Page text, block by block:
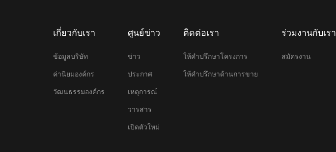
เกี่ยวกับเรา
ข้อมูลบริษัท
ค่านิยมองค์กร
วัฒนธรรมองค์กร
ศูนย์ข่าว
ข่าว
ประกาศ
เหตุการณ์
วารสาร
เปิดตัวใหม่
ติดต่อเรา
ให้คําปรึกษาโครงการ
ให้คําปรึกษาด้านการขาย
ร่วมงานกับเรา
สมัครงาน